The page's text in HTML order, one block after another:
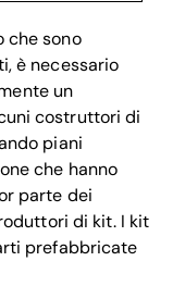
che sono
è necessario
un
costruttori di
piani
che hanno
parte dei
di kit. I kit
prefabbricate